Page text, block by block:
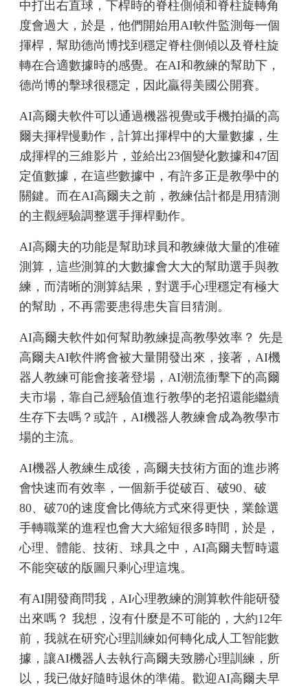
中打出右直球，下桿時的脊柱側傾和脊柱旋轉角
度會過大，於是，他們開始用AI軟件監測每一個
揮桿，幫助德尚博找到穩定脊柱側傾以及脊柱旋
轉在合適數據時的感覺。在AI和教練的幫助下，
德尚博的擊球很穩定，因此贏得美國公開賽。
AI高爾夫軟件可以通過機器視覺或手機拍攝的高
爾夫揮桿慢動作，計算出揮桿中的大量數據，生
成揮桿的三維影片，並給出23個變化數據和47固
定值數據，在這些數據中，有許多正是教學中的
關鍵。而在AI高爾夫之前，教練估計都是用猜測
的主觀經驗調整選手揮桿動作。
AI高爾夫的功能是幫助球員和教練做大量的准確
測算，這些測算的大數據會大大的幫助選手與教
練，而清晰的測算結果，對選手心理穩定有極大
的幫助，不再需要患得患失盲目猜測。
AI高爾夫軟件如何幫助教練提高教學效率？ 先是
高爾夫AI軟件將會被大量開發出來，接著，AI機
器人教練可能會接著登場，AI潮流衝擊下的高爾
夫市場，靠自己經驗值進行教學的老招還能繼續
生存下去嗎？或許，AI機器人教練會成為教學市
場的主流。
AI機器人教練生成後，高爾夫技術方面的進步將
會快速而有效率，一個新手從破百、破90、破
80、破70的速度會比傳統方式來得更快，業餘選
手轉職業的進程也會大大縮短很多時間，於是，
心理、體能、技術、球具之中，AI高爾夫暫時還
不能突破的版圖只剩心理這塊。
有AI開發商問我，AI心理教練的測算軟件能研發
出來嗎？ 我想，沒有什麼是不可能的，大約12年
前，我就在研究心理訓練如何轉化成人工智能數
據，讓AI機器人去執行高爾夫致勝心理訓練，所
以，我已做好隨時退休的準備。歡迎AI高爾夫早